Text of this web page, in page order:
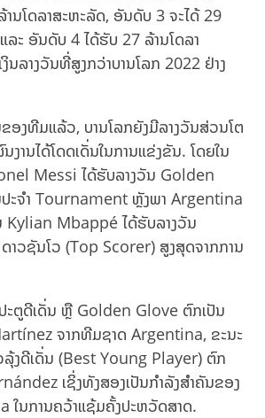
ານໂດລາສະຫະລັດ, ອັນດັບ 3 ຈະໄດ້ 29
ລະ ອັນດັບ 4 ໄດ້ຮັບ 27 ລ້ານໂດລາ
ນລາງວັນທີ່ສູງກວ່າບານໂລກ 2022 ຢ່າງ
ອງທີມແລ້ວ, ບານໂລກຍັງມີລາງວັນສ່ວນໂຕ
ງານໄດ້ໂດດເດັ່ນໃນການແຂ່ງຂັນ. ໂດຍໃນ
Messi ໄດ້ຮັບລາງວັນ Golden
ະຈຳ Tournament ຫຼັງພາ Argentina
Kylian Mbappé ໄດ້ຮັບລາງວັນ
ວຊັນໂວ (Top Scorer) ສູງສຸດຈາກການ
ະຕູດີເດັ່ນ ຫຼື Golden Glove ຕົກເປັນ
ຈາກທີມຊາດ Argentina, ຂະນະ
ລຸ້ງດີເດັ່ນ (Best Young Player) ຕົກ
ເຊິ່ງທັງສອງເປັນກຳລັງສຳຄັນຂອງ
ໃນການຄວ້າແຊ້ມຄັ້ງປະຫວັດສາດ.